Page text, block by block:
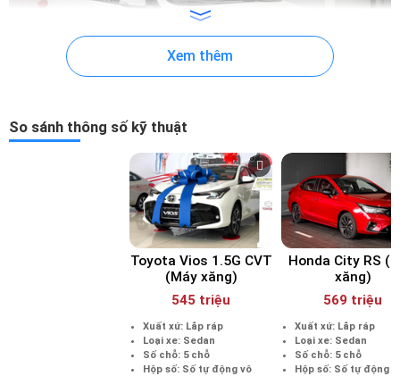
Ngoại thất thiết kế thể thao
Honda Citycó kích thước tổng thể Dài x Rộng x
4.440 x 1.694 x 1.477 (mm)
. Honda City hiện tại
là thế hệ nâng cấp giữa dòng đời hay còn gọi là bản facelift, nên
tổng quan thiết kế của xe không có nhiều khác biệt so với tiền
Xem thêm
So sánh thông số kỹ thuật
Toyota Vios 1.5G CVT
(Máy xăng)
545 triệu
Xuất xứ: Lắp ráp
Loại xe: Sedan
Số chỗ: 5 chỗ
Hộp số: Số tự động vô
Honda City RS
xăng)
569 triệu
Xuất xứ: Lắp ráp
Loại xe: Sedan
Số chỗ: 5 chỗ
Hộp số: Số tự động